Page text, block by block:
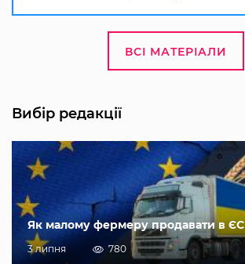
ВСІ МАТЕРІАЛИ
Вибір редакції
Як малому фермеру продавати в ЄС
3 липня 780